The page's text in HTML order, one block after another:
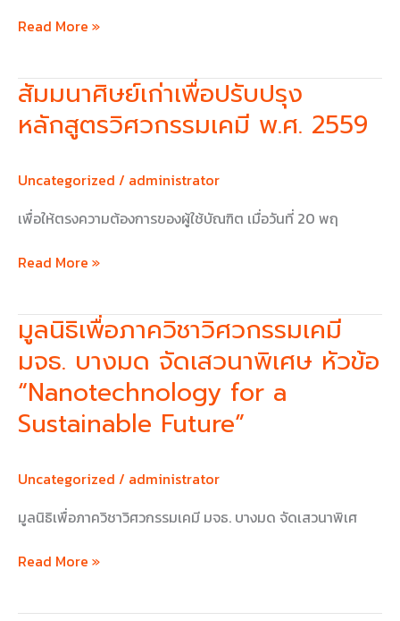
เก่า
ครั้ง
1
Read More »
สัมมนาศิษย์เก่าเพื่อปรับปรุง
หลักสูตรวิศวกรรมเคมี พ.ศ. 2559
Uncategorized / administrator
เพื่อให้ตรงความต้องการของผู้ใช้บัณฑิต เมื่อวันที่ 20 พฤ
สัมมนา
ศิษย์
เก่า
ปรับปรุง
วิศวกรรม
พ.ศ.
Read More »
มูลนิธิเพื่อภาควิชาวิศวกรรมเคมี
มจธ. บางมด จัดเสวนาพิเศษ หัวข้อ
“Nanotechnology for a
Sustainable Future”
Uncategorized / administrator
มูลนิธิเพื่อภาควิชาวิศวกรรมเคมี มจธ. บางมด จัดเสวนาพิเศ
มูลนิธิ
เพื่อ
ภาค
วิชา
วิศวกรรม
เคมี
บางมด
เสวนา
หัวข้อ
for
Read More »